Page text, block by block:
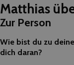
Matthias
Zur Person
Wie bist du zu
dich daran?